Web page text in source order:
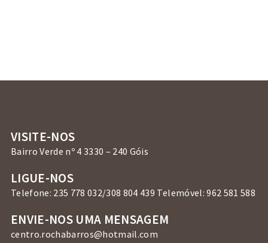
VISITE-NOS
Bairro Verde nº 4 3330 – 240 Góis
LIGUE-NOS
Telefone: 235 778 032/308 804 439 Telemóvel: 962 581 588
ENVIE-NOS UMA MENSAGEM
centro.rochabarros@hotmail.com